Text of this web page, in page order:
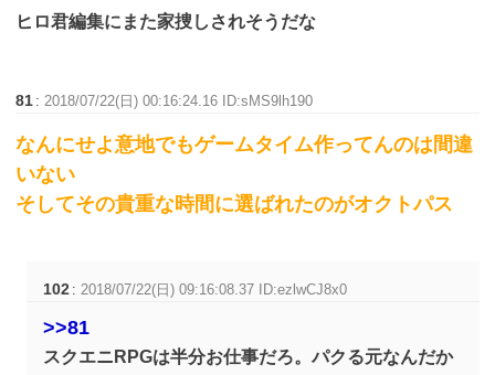
ヒロ君編集にまた家捜しされそうだな
81 :2018/07/22(日) 00:16:24.16 ID:sMS9lh190
なんにせよ意地でもゲームタイム作ってんのは間違
いない
そしてその貴重な時間に選ばれたのがオクトパス
102 :2018/07/22(日) 09:16:08.37 ID:ezlwCJ8x0
>>81
スクエニRPGは半分お仕事だろ。パクる元なんだか